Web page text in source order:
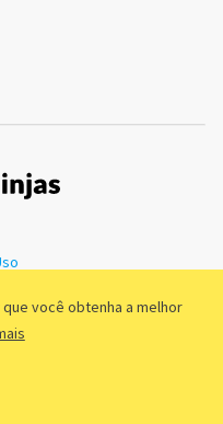
você obtenha a melhor
0001-89 - Rua Dr.
São Paulo/SP - Brasil